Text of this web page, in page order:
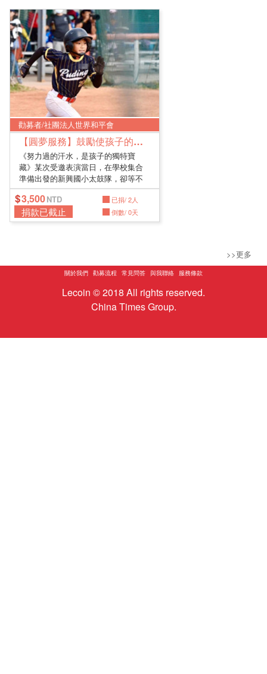
勸募者/社團法人世界和平會
【圓夢服務】鼓勵使孩子的心願發酵
《努力過的汗水，是孩子的獨特寶
藏》某次受邀表演當日，在學校集合
準備出發的新興國小太鼓隊，卻等不
到小文...
3,500 已捐/ 2人
捐款已截止 倒數/ 0天
>>更多
關於我們 勸募流程 常見問答 與我聯絡 服務條款
Lecoin © 2018 All rights reserved.
China Times Group.